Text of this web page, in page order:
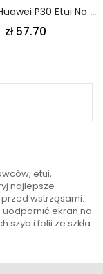
Futerały Huawei P30 Etui Na Telefon Jestem Blaskiem
zł 57.70
etui,
najlepsze
wstrząsami.
uodpornić ekran na
szyb i folii ze szkła